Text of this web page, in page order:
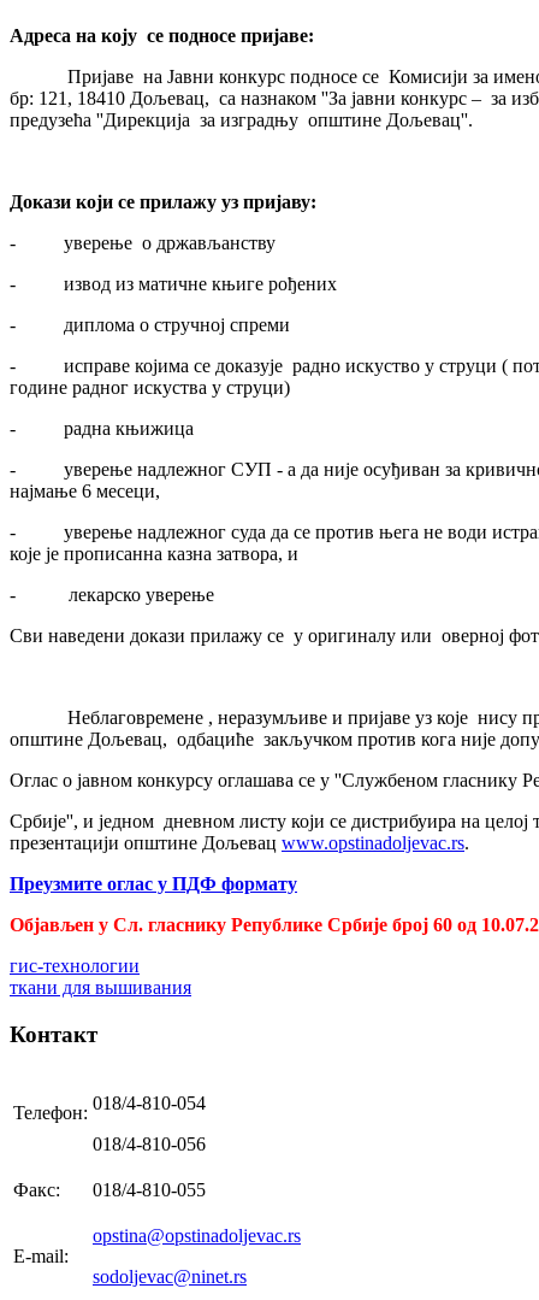
Адреса на коју се подносе пријаве:
Пријаве на Jавни конкурс подносе се Комисији за
бр: 121, 18410 Дољевац, са назнаком ''За јавни конкурс – за
предузећа ''Дирекција за изградњу општине Дољевац''.
Докази који се прилажу уз пријаву:
- уверење о држављанству
- извод из матичне књиге рођених
- диплома о стручној спреми
- исправе којима се доказује радно искуство у струци (
године радног искуства у струци)
- радна књижица
- уверење надлежног СУП - а да није осуђиван за кривично
најмање 6 месеци,
- уверење надлежног суда да се против њега не води
које је прописанна казна затвора, и
- лекарско уверење
Сви наведени докази прилажу се у оригиналу или оверној
Неблаговремене , неразумљиве и пријаве уз које нису
општине Дољевац, одбациће закључком против кога није
Оглас о јавном конкурсу оглашава се у ''Службеном гласнику
Србије'', и једном дневном листу који се дистрибуира на
презентацији општине Дољевац www.opstinadoljevac.rs.
Преузмите оглас у ПДФ формату
Објављен у Сл. гласнику Републике Србије број 60 од
гис-технологии
ткани для вышивания
Контакт
Телефон: 018/4-810-054
018/4-810-056
Факс: 018/4-810-055
E-mail:
opstina@opstinadoljevac.rs
sodoljevac@ninet.rs